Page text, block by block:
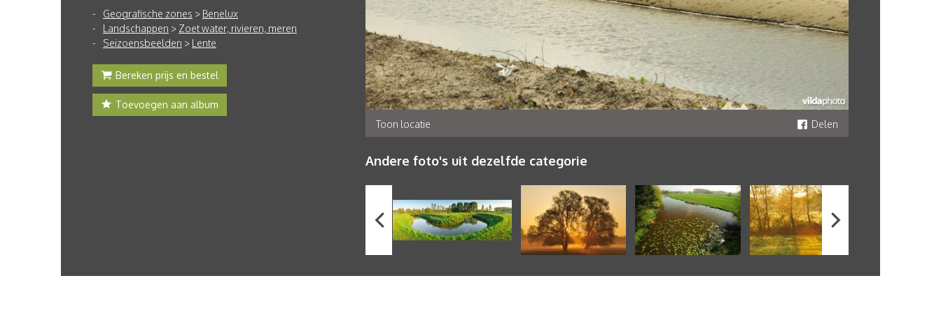
Geografische zones > Benelux
Landschappen > Zoet water, rivieren, meren
Seizoensbeelden > Lente
Bereken prijs en bestel
Toevoegen aan album
Toon locatie
Delen
Andere foto's uit dezelfde categorie